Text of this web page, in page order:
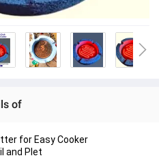
of
for Easy Cooker
and Plet